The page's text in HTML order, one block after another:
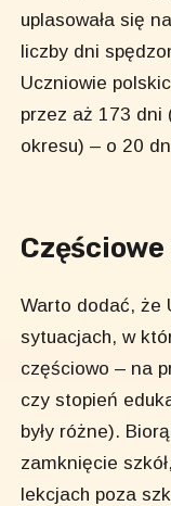
uplasowała się
liczby dni
Uczniowie
przez aż 173 dni
okresu) – o 20
Warto dodać, że
sytuacjach, w
częściowo – na
czy stopień
były różne).
zamknięcie
lekcjach poza